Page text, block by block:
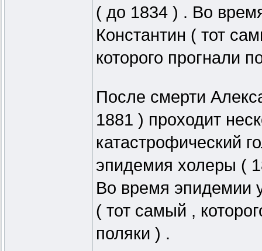
( до 1834 ) . Во
Константин ( тот
которого прогнали
После смерти
1881 ) проходит
катастрофический
эпидемия холеры (
Во время эпидемии
( тот самый ,
поляки ) .